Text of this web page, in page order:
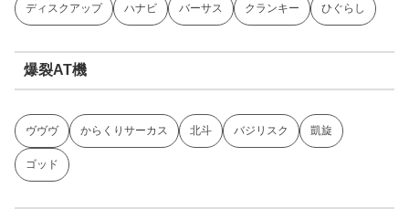
ディスクアップ ハナビ バーサス クランキー ひぐらし
爆裂AT機
ヴヴヴ からくりサーカス 北斗 バジリスク 凱旋
ゴッド